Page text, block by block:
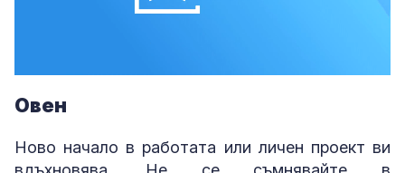
Овен
Ново начало в работата или личен проект ви